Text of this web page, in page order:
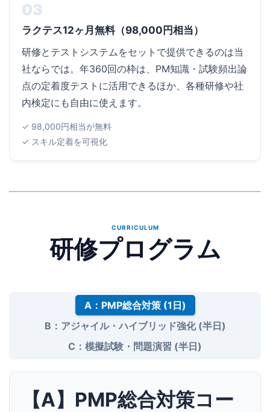
03
ラクテス12ヶ月無料（98,000円相当）
研修とテストシステムをセットで提供できるのは当
社ならでは。年360回の枠は、PM知識・試験頻出論
点の定着度テストに活用できるほか、各種研修や社
内検定にも自由に使えます。
✓ 98,000円相当が無料
✓ スキル定着を可視化
CURRICULUM
研修プログラム
A：PMP総合対策 (1日)
B：アジャイル・ハイブリッド強化 (半日)
C：模擬試験・問題演習 (半日)
【A】PMP総合対策コー